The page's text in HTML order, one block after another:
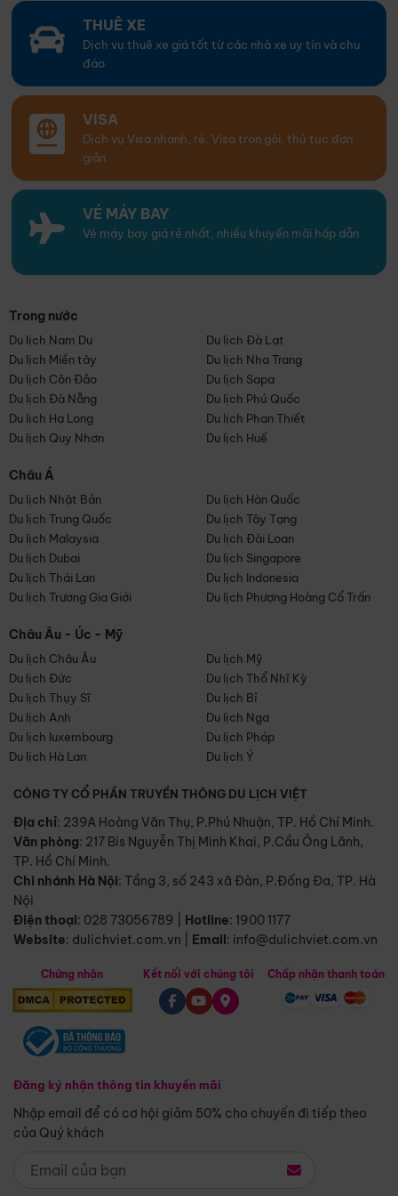
THUÊ XE
Dịch vụ thuê xe giá tốt từ các nhà xe uy tín và chu
đáo
VISA
Dịch vụ Visa nhanh, rẻ. Visa trọn gói, thủ tục đơn
giản
VÉ MÁY BAY
Vé máy bay giá rẻ nhất, nhiều khuyến mãi hấp dẫn
Trong nước
Du lịch Nam Du
Du lịch Đà Lạt
Du lịch Miền tây
Du lịch Nha Trang
Du lịch Côn Đảo
Du lịch Sapa
Du lịch Đà Nẵng
Du lịch Phú Quốc
Du lịch Hạ Long
Du lịch Phan Thiết
Du lịch Quy Nhơn
Du lịch Huế
Châu Á
Du lịch Nhật Bản
Du lịch Hàn Quốc
Du lịch Trung Quốc
Du lịch Tây Tạng
Du lịch Malaysia
Du lịch Đài Loan
Du lịch Dubai
Du lịch Singapore
Du lịch Thái Lan
Du lịch Indonesia
Du lịch Trương Gia Giới
Du lịch Phượng Hoàng Cổ Trấn
Châu Âu - Úc - Mỹ
Du lịch Châu Âu
Du lịch Mỹ
Du lịch Đức
Du lịch Thổ Nhĩ Kỳ
Du lịch Thụy Sĩ
Du lịch Bỉ
Du lịch Anh
Du lịch Nga
Du lịch luxembourg
Du lịch Pháp
Du lịch Hà Lan
Du lịch Ý
CÔNG TY CỔ PHẦN TRUYỀN THÔNG DU LỊCH VIỆT
Địa chỉ: 239A Hoàng Văn Thụ, P.Phú Nhuận, TP. Hồ Chí Minh.
Văn phòng: 217 Bis Nguyễn Thị Minh Khai, P.Cầu Ông Lãnh,
TP. Hồ Chí Minh.
Chi nhánh Hà Nội: Tầng 3, số 243 xã Đàn, P.Đống Đa, TP. Hà
Nội
Điện thoại: 028 73056789 Hotline: 1900 1177
Website: dulichviet.com.vn Email: info@dulichviet.com.vn
Chứng nhận
Đăng ký nhận thông tin khuyến mãi
Nhập email để có cơ hội giảm 50% cho chuyến đi tiếp theo
của Quý khách
Kết nối với chúng tôi Chấp nhận thanh toán